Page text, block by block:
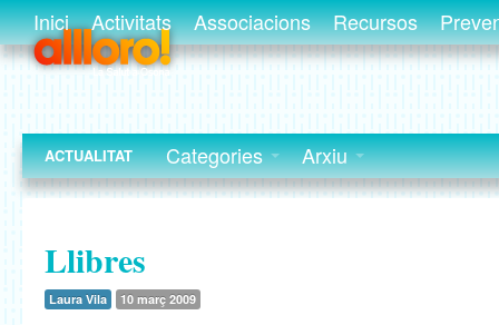
Inici Activitats Associacions Recursos
ACTUALITAT Categories Arxiu
Llibres
Laura Vila 10 març 2009